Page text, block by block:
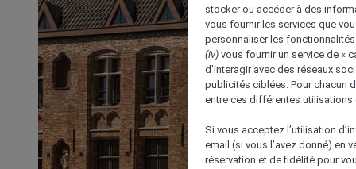
stocker ou accéder à des
vous fournir les services que
personnaliser les
(iv) vous fournir un service de «
d'interagir avec des réseaux
publicités ciblées. Pour chacun
entre ces différentes utilisations
Si vous acceptez l’utilisation
email (si vous l’avez donné) en
réservation et de fidélité pour